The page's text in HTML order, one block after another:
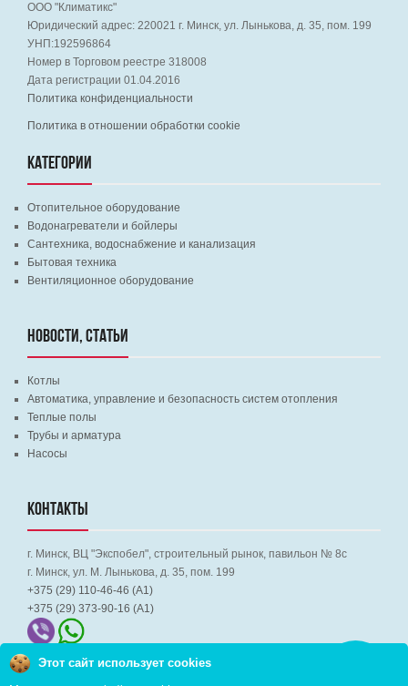
ООО "Климатикс"
Юридический адрес: 220021 г. Минск, ул. Лынькова, д. 35, пом. 199
УНП:192596864
Номер в Торговом реестре 318008
Дата регистрации 01.04.2016
Политика конфиденциальности
Политика в отношении обработки cookie
КАТЕГОРИИ
Отопительное оборудование
Водонагреватели и бойлеры
Сантехника, водоснабжение и канализация
Бытовая техника
Вентиляционное оборудование
НОВОСТИ, СТАТЬИ
Котлы
Автоматика, управление и безопасность систем отопления
Теплые полы
Трубы и арматура
Насосы
КОНТАКТЫ
г. Минск, ВЦ "Экспобел", строительный рынок, павильон № 8c
г. Минск, ул. М. Лынькова, д. 35, пом. 199
+375 (29) 110-46-46 (А1)
+375 (29) 373-90-16 (A1)
Этот сайт использует cookies